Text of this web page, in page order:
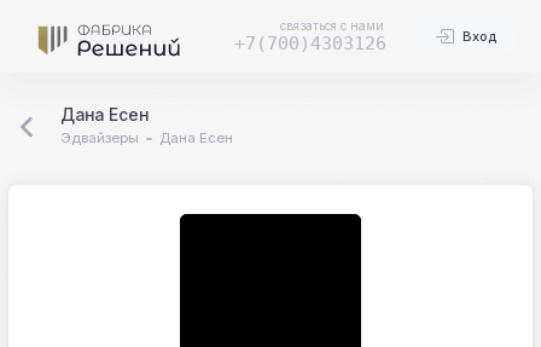
связаться с нами
+7(700)4303126 Вход
Дана Есен
Эдвайзеры Дана Есен